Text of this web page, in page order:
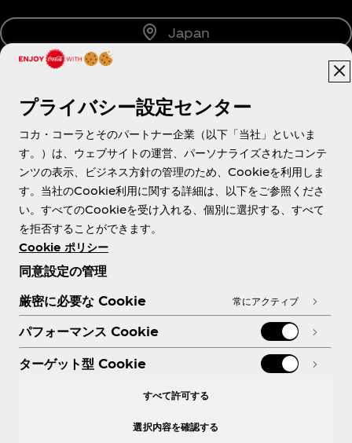
Japan
About us
Need help?
各種ポリシー
プライバシー設定センター
コカ・コーラとそのパートナー企業（以下「当社」といいま
す。）は、ウェブサイトの運営、パーソナライズされたコンテ
ンツの表示、ビジネス方針の管理のため、Cookieを利用しま
す。当社のCookie利用に関する詳細は、以下をご参照くださ
い。すべてのCookieを受け入れる、個別に選択する、すべて
を拒否することができます。
Cookie ポリシー
同意設定の管理
厳密に必要な Cookie
常にアクティブ
パフォーマンス Cookie
ターゲット型 Cookie
すべて許可する
選択内容を確認する